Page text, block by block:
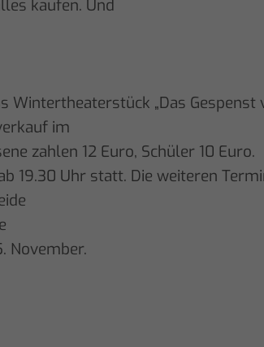
kaufen. Und
Wintertheaterstück „Das Gespenst
im
zahlen 12 Euro, Schüler 10 Euro.
19.30 Uhr statt. Die weiteren
November.